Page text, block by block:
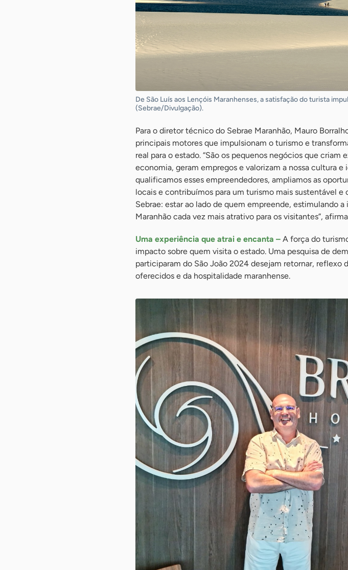
De São Luís aos Lençóis Maranhenses, a satisfação do turista
(Sebrae/Divulgação).
Para o diretor técnico do Sebrae Maranhão, Mauro
principais motores que impulsionam o turismo e
real para o estado. “São os pequenos negócios que
economia, geram empregos e valorizam a nossa cultura e
qualificamos esses empreendedores, ampliamos as
locais e contribuímos para um turismo mais sustentável e
Sebrae: estar ao lado de quem empreende, estimulando
Maranhão cada vez mais atrativo para os visitantes”,
Uma experiência que atrai e encanta – A força do
impacto sobre quem visita o estado. Uma pesquisa de
participaram do São João 2024 desejam retornar, reflexo
oferecidos e da hospitalidade maranhense.